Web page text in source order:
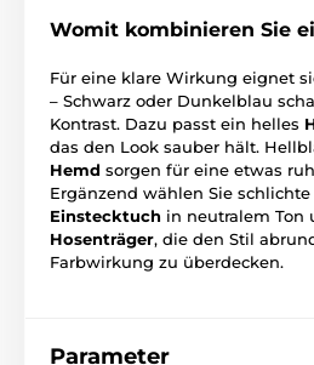
Womit kombinieren Sie
Für eine klare Wirkung eignet
– Schwarz oder Dunkelblau
Kontrast. Dazu passt ein helles
das den Look sauber hält.
Hemd sorgen für eine etwas
Ergänzend wählen Sie schlichte
Einstecktuch in neutralem Ton
Hosenträger, die den Stil
Farbwirkung zu überdecken.
Parameter